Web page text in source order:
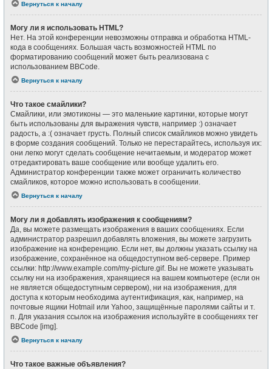
Вернуться к началу
Могу ли я использовать HTML?
Нет. На этой конференции невозможны отправка и обработка HTML-
кода в сообщениях. Большая часть возможностей HTML по
форматированию сообщений может быть реализована с
использованием BBCode.
Вернуться к началу
Что такое смайлики?
Смайлики, или эмотиконы — это маленькие картинки, которые могут
быть использованы для выражения чувств, например :) означает
радость, а :( означает грусть. Полный список смайликов можно увидеть
в форме создания сообщений. Только не перестарайтесь, используя их:
они легко могут сделать сообщение нечитаемым, и модератор может
отредактировать ваше сообщение или вообще удалить его.
Администратор конференции также может ограничить количество
смайликов, которое можно использовать в сообщении.
Вернуться к началу
Могу ли я добавлять изображения к сообщениям?
Да, вы можете размещать изображения в ваших сообщениях. Если
администратор разрешил добавлять вложения, вы можете загрузить
изображение на конференцию. Если нет, вы должны указать ссылку на
изображение, сохранённое на общедоступном веб-сервере. Пример
ссылки: http://www.example.com/my-picture.gif. Вы не можете указывать
ссылку ни на изображения, хранящиеся на вашем компьютере (если он
не является общедоступным сервером), ни на изображения, для
доступа к которым необходима аутентификация, как, например, на
почтовые ящики Hotmail или Yahoo, защищённые паролями сайты и т.
п. Для указания ссылок на изображения используйте в сообщениях тег
BBCode [img].
Вернуться к началу
Что такое важные объявления?